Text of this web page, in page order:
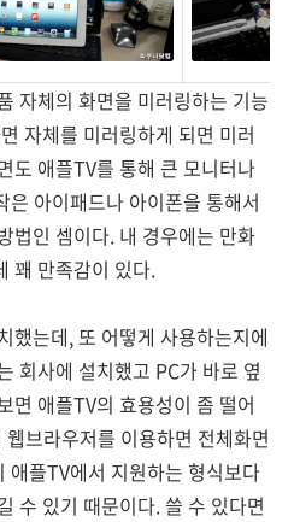
자체의 화면을 미러링하는 기능
자체를 미러링하게 되면 미러
도 애플TV를 통해 큰 모니터나
아이패드나 아이폰을 통해서
법인 셈이다. 내 경우에는 만화
꽤 만족감이 있다.
했는데, 또 어떻게 사용하는지에
회사에 설치했고 PC가 바로 옆
면 애플TV의 효용성이 좀 떨어
브라우저를 이용하면 전체화면
애플TV에서 지원하는 형식보다
수 있기 때문이다. 쓸 수 있다면